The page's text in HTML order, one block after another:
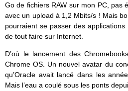
Go de fichiers RAW sur mon PC, pas
avec un upload à 1,2 Mbits/s ! Mais
pourraient se passer des applications
de tout faire sur Internet.
D’où le lancement des
Chrome OS. Un nouvel avatar du
qu’Oracle avait lancé dans les
Mais l’eau a coulé sous les ponts